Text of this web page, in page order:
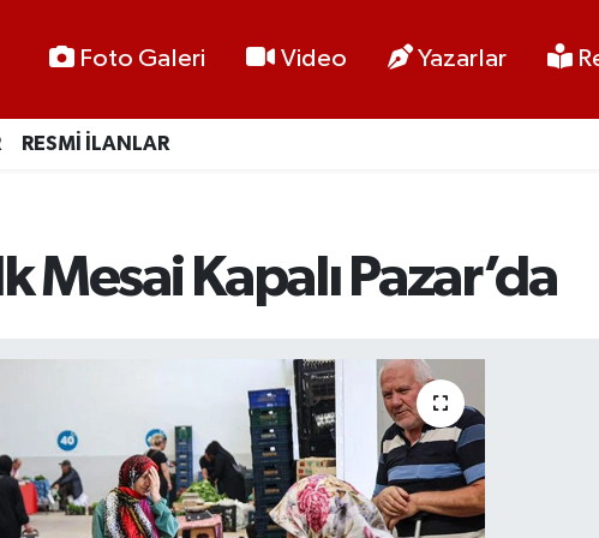
Foto Galeri Video Yazarlar
RESMİ İLANLAR
Mesai Kapalı Pazar’da